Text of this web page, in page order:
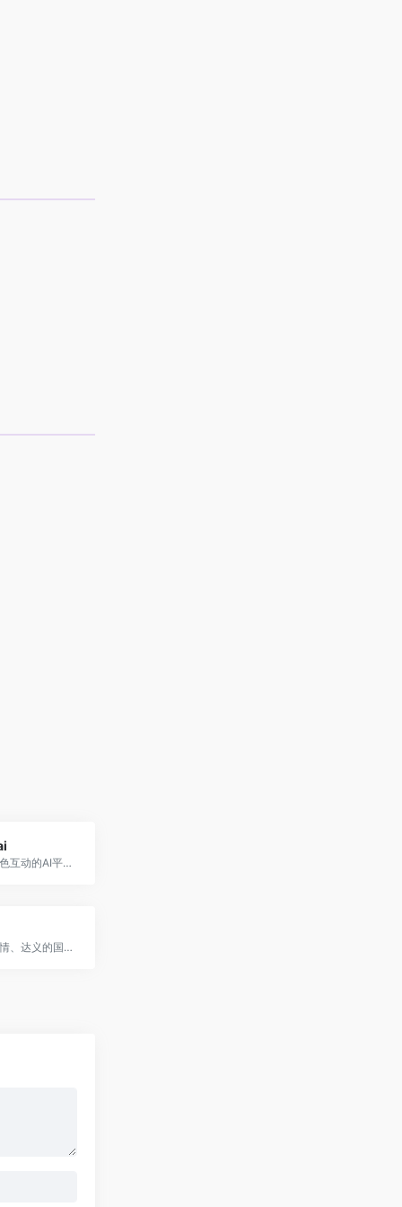
创建与虚拟角色互动的AI平台，支持多语言与定制化对话。
通义是一个通情、达义的国产AI模型，可以帮你解答问题、文档阅读、联网搜索并写作总结